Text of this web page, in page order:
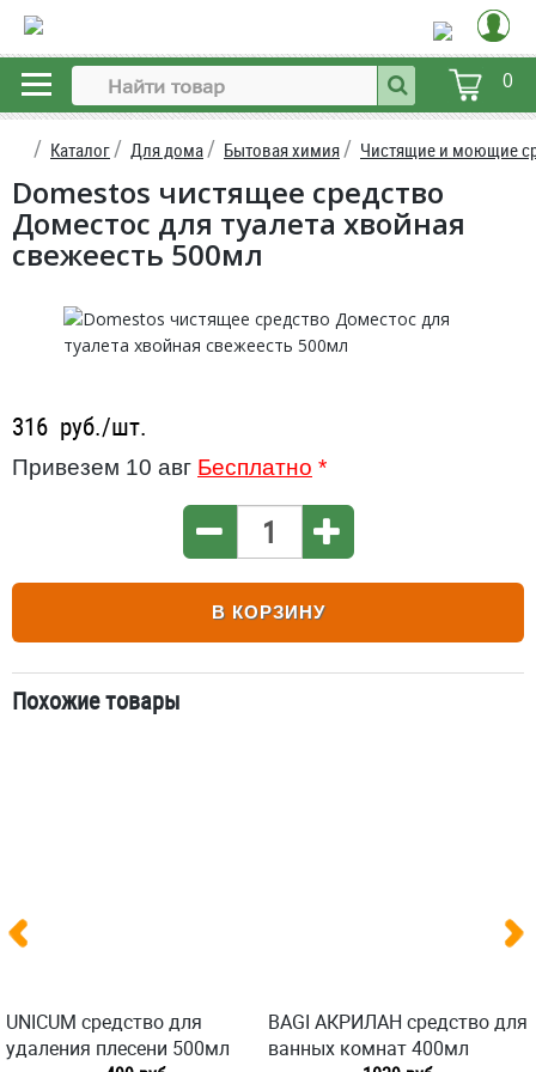
0
Каталог Для дома Бытовая химия Чистящие и моющие
Domestos чистящее средство
Доместос для туалета хвойная
свежеесть 500мл
316 руб./шт.
Привезем 10 авг Бесплатно *
В КОРЗИНУ
Похожие товары
UNICUM средство для
удаления плесени 500мл
BAGI АКРИЛАН средство для
ванных комнат 400мл